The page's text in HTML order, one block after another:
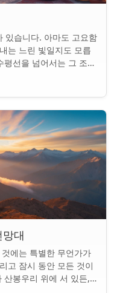
있습니다. 아마도 고요함
는 느린 빛일지도 모릅
선을 넘어서는 그 조용
대
에는 특별한 무언가가
고 잠시 동안 모든 것이
산봉우리 위에 서 있든,